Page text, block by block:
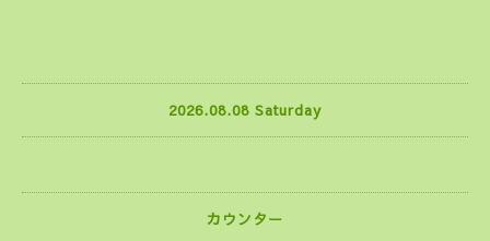
2026.08.08 Saturday
カウンター